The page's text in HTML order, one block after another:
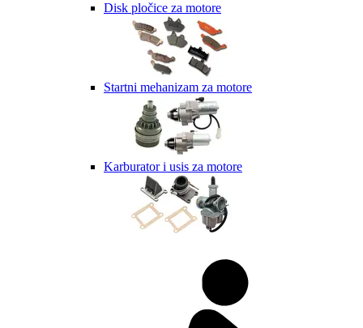
Disk pločice za motore
Startni mehanizam za motore
Karburator i usis za motore